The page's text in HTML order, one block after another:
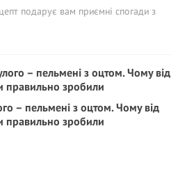
подарує вам приємні спогади з
– пельмені з оцтом. Чому від
правильно зробили